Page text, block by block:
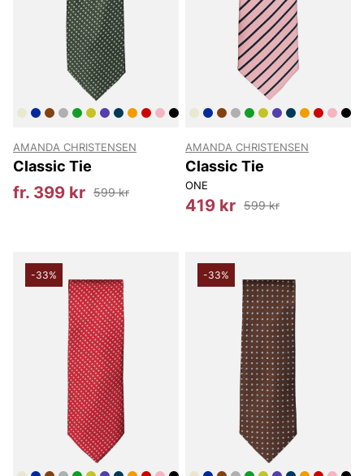
AMANDA CHRISTENSEN
Classic Tie
fr. 399 kr 599 kr
AMANDA CHRISTENSEN
Classic Tie
ONE
419 kr 599 kr
-33% -33%